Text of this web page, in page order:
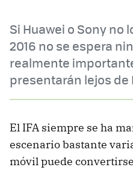
Si Huawei o Sony no
2016 no se espera
realmente
presentarán lejos de
El IFA siempre se ha
escenario bastante
móvil puede